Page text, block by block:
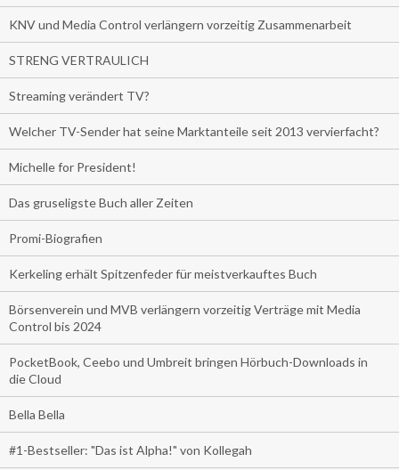
KNV und Media Control verlängern vorzeitig Zusammenarbeit
STRENG VERTRAULICH
Streaming verändert TV?
Welcher TV-Sender hat seine Marktanteile seit 2013 vervierfacht?
Michelle for President!
Das gruseligste Buch aller Zeiten
Promi-Biografien
Kerkeling erhält Spitzenfeder für meistverkauftes Buch
Börsenverein und MVB verlängern vorzeitig Verträge mit Media
Control bis 2024
PocketBook, Ceebo und Umbreit bringen Hörbuch-Downloads in
die Cloud
Bella Bella
#1-Bestseller: "Das ist Alpha!" von Kollegah